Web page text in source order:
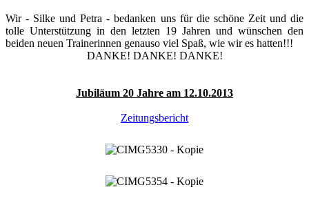
Wir - Silke und Petra - bedanken uns für die schöne Zeit und die
tolle Unterstützung in den letzten 19 Jahren und wünschen den
beiden neuen Trainerinnen genauso viel Spaß, wie wir es hatten!!!
DANKE! DANKE! DANKE!
Jubiläum 20 Jahre am 12.10.2013
Zeitungsbericht